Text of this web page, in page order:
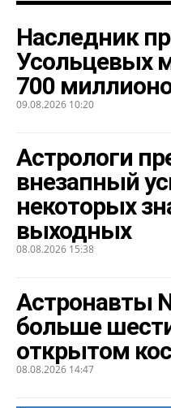
Наследник
Усольцевых
700
09.08.2026 10:20
Астрологи
внезапный
некоторых
выходных
08.08.2026 15:38
Астронавты
больше
открытом
08.08.2026 14:47